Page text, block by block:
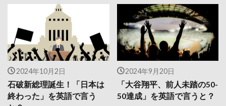
2024年10月2日
石破新総理誕生！「日本は
終わった」を英語で言う
2024年9月20日
「大谷翔平、前人未踏の50-
50達成」を英語で言うと？